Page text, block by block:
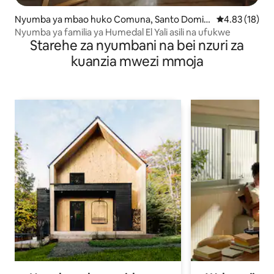
Nyumba ya mbao huko Comuna, Santo Domin
go
Ukadiriaji wa
4.83 (18)
Nyumba ya familia ya Humedal El Yali asili na ufukwe
Starehe za nyumbani na bei nzuri za
kuanzia mwezi mmoja